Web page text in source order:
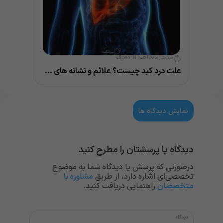
مدت مطالعه:8 دقیقه
علت درد کبد چیست؟ علائم و نشانه های مهم بیماری کبد
نمایش دیدگاه ها
دیدگاه یا پرسشتان را مطرح کنید
درصورتی که پرسش یا دیدگاه شما به موضوع
تخصصی‌ای اشاره دارد، از طریق مشاوره با
متخصصان راهنمایی دریافت کنید.